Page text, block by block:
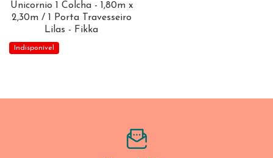
Unicornio 1 Colcha - 1,80m x
2,30m / 1 Porta Travesseiro
Lilas - Fikka
Indisponível